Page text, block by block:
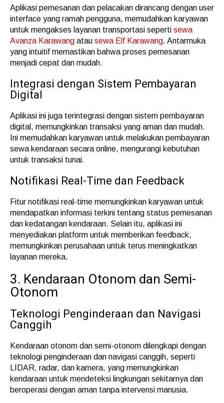
Aplikasi pemesanan dan pelacakan dirancang dengan user
interface yang ramah pengguna, memudahkan karyawan
untuk mengakses layanan transportasi seperti sewa
Avanza Karawang atau sewa Elf Karawang. Antarmuka
yang intuitif memastikan bahwa proses pemesanan
menjadi cepat dan mudah.
Integrasi dengan Sistem Pembayaran
Digital
Aplikasi ini juga terintegrasi dengan sistem pembayaran
digital, memungkinkan transaksi yang aman dan mudah.
Ini memudahkan karyawan untuk melakukan pembayaran
sewa kendaraan secara online, mengurangi kebutuhan
untuk transaksi tunai.
Notifikasi Real-Time dan Feedback
Fitur notifikasi real-time memungkinkan karyawan untuk
mendapatkan informasi terkini tentang status pemesanan
dan kedatangan kendaraan. Selain itu, aplikasi ini
menyediakan platform untuk memberikan feedback,
memungkinkan perusahaan untuk terus meningkatkan
layanan mereka.
3. Kendaraan Otonom dan Semi-
Otonom
Teknologi Penginderaan dan Navigasi
Canggih
Kendaraan otonom dan semi-otonom dilengkapi dengan
teknologi penginderaan dan navigasi canggih, seperti
LIDAR, radar, dan kamera, yang memungkinkan
kendaraan untuk mendeteksi lingkungan sekitarnya dan
beroperasi dengan aman tanpa intervensi manusia.